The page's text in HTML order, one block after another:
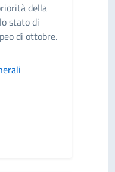
della
stato di
di ottobre.